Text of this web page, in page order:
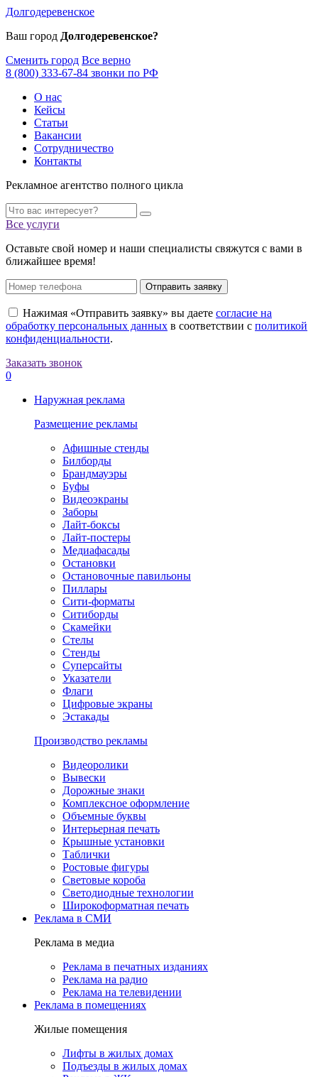
Долгодеревенское
Ваш город Долгодеревенское?
Сменить город Все верно
8 (800) 333-67-84 звонки по РФ
О нас
Кейсы
Статьи
Вакансии
Сотрудничество
Контакты
Рекламное агентство полного цикла
Все услуги
Оставьте свой номер и наши специалисты свяжутся с вами в
ближайшее время!
Отправить заявку
Нажимая «Отправить заявку» вы даете согласие на
обработку персональных данных в соответствии с политикой
конфиденциальности.
Заказать звонок
0
Наружная реклама
Размещение рекламы
Афишные стенды
Билборды
Брандмауэры
Буфы
Видеоэкраны
Заборы
Лайт-боксы
Лайт-постеры
Медиафасады
Остановки
Остановочные павильоны
Пиллары
Сити-форматы
Ситиборды
Скамейки
Стелы
Стенды
Суперсайты
Указатели
Флаги
Цифровые экраны
Эстакады
Производство рекламы
Видеоролики
Вывески
Дорожные знаки
Комплексное оформление
Объемные буквы
Интерьерная печать
Крышные установки
Таблички
Ростовые фигуры
Световые короба
Светодиодные технологии
Широкоформатная печать
Реклама в СМИ
Реклама в медиа
Реклама в печатных изданиях
Реклама на радио
Реклама на телевидении
Реклама в помещениях
Жилые помещения
Лифты в жилых домах
Подъезды в жилых домах